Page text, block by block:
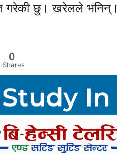
गरेकी छु। खरेलले भनिन्।
0
Shares